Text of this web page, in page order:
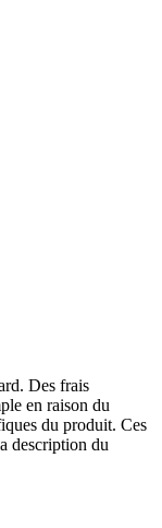
Des frais
en raison du
du produit. Ces
description du